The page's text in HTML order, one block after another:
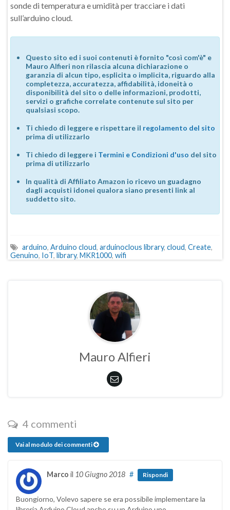
sonde di temperatura e umidità per tracciare i dati
sull’arduino cloud.
Questo sito ed i suoi contenuti è fornito "così com'è" e
Mauro Alfieri non rilascia alcuna dichiarazione o
garanzia di alcun tipo, esplicita o implicita, riguardo alla
completezza, accuratezza, affidabilità, idoneità o
disponibilità del sito o delle informazioni, prodotti,
servizi o grafiche correlate contenute sul sito per
qualsiasi scopo.
Ti chiedo di leggere e rispettare il regolamento del sito
prima di utilizzarlo
Ti chiedo di leggere i Termini e Condizioni d'uso del sito
prima di utilizzarlo
In qualità di Affiliato Amazon io ricevo un guadagno
dagli acquisti idonei qualora siano presenti link al
suddetto sito.
arduino, Arduino cloud, arduinoclous library, cloud, Create,
Genuino, IoT, library, MKR1000, wifi
Mauro Alfieri
4 commenti
Vai al modulo dei commenti
Marco il 10 Giugno 2018 # Rispondi
Buongiorno, Volevo sapere se era possibile implementare la